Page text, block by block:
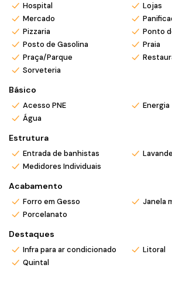
✨ Seu novo estilo de vida começa aqui!
*Valor e disponibilidade sujeito a
*Atendemos também em finais de
pré agendamento.
*Ligue ou envie WhatsApp (47) 9 9705-
Instagram @mar_negocios.imobiliarios
Hospital
Lojas
Mercado
Pizzaria
Ponto
Posto de Gasolina
Praia
Praça/Parque
Sorveteria
Básico
Acesso PNE
Energia
Água
Estrutura
Entrada de banhistas
Medidores Individuais
Acabamento
Forro em Gesso
Janela
Porcelanato
Destaques
Infra para ar condicionado
Litoral
Quintal